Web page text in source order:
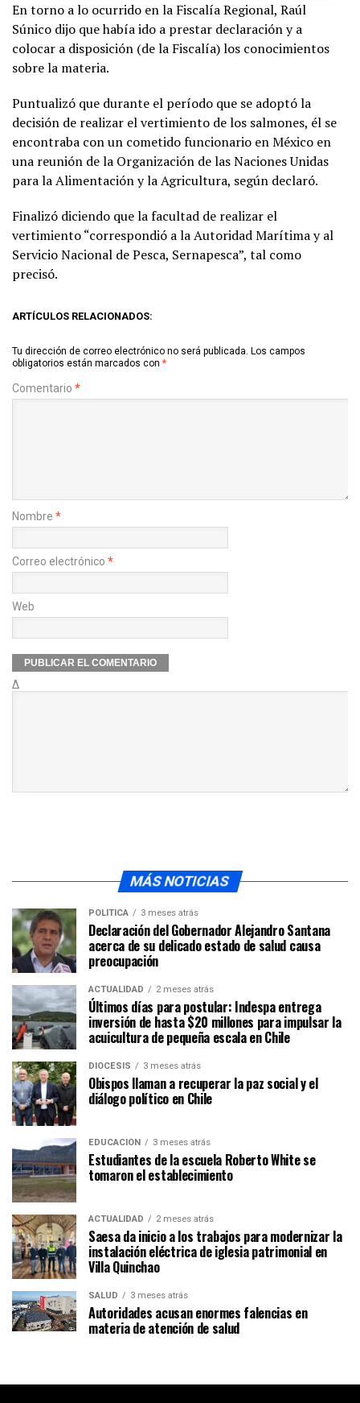
En torno a lo ocurrido en la Fiscalía Regional, Raúl
Súnico dijo que había ido a prestar declaración y a
colocar a disposición (de la Fiscalía) los conocimientos
sobre la materia.
Puntualizó que durante el período que se adoptó la
decisión de realizar el vertimiento de los salmones, él se
encontraba con un cometido funcionario en México en
una reunión de la Organización de las Naciones Unidas
para la Alimentación y la Agricultura, según declaró.
Finalizó diciendo que la facultad de realizar el
vertimiento “correspondió a la Autoridad Marítima y al
Servicio Nacional de Pesca, Sernapesca”, tal como
precisó.
ARTÍCULOS RELACIONADOS:
Tu dirección de correo electrónico no será publicada. Los campos
obligatorios están marcados con *
Comentario *
Nombre *
Correo electrónico *
Web
Δ
MÁS NOTICIAS
POLÍTICA 3 meses atrás
Declaración del Gobernador Alejandro Santana
acerca de su delicado estado de salud causa
preocupación
ACTUALIDAD 2 meses atrás
Últimos días para postular: Indespa entrega
inversión de hasta $20 millones para impulsar la
acuicultura de pequeña escala en Chile
DIÓCESIS 3 meses atrás
Obispos llaman a recuperar la paz social y el
diálogo político en Chile
EDUCACIÓN 3 meses atrás
Estudiantes de la escuela Roberto White se
tomaron el establecimiento
ACTUALIDAD 2 meses atrás
Saesa da inicio a los trabajos para modernizar la
instalación eléctrica de iglesia patrimonial en
Villa Quinchao
SALUD 3 meses atrás
Autoridades acusan enormes falencias en
materia de atención de salud